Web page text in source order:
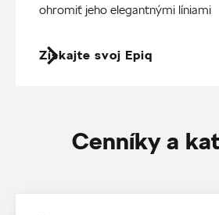
ohromiť jeho elegantnými líniami
Získajte svoj Epiq
Cenníky a